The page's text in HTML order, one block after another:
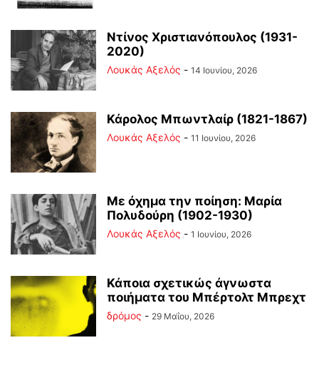
Ντίνος Χριστιανόπουλος (1931-
2020)
Λουκάς Αξελός - 14 Ιουνίου, 2026
Κάρολος Μπωντλαίρ (1821-1867)
Λουκάς Αξελός - 11 Ιουνίου, 2026
Με όχημα την ποίηση: Μαρία
Πολυδούρη (1902-1930)
Λουκάς Αξελός - 1 Ιουνίου, 2026
Κάποια σχετικώς άγνωστα
ποιήματα του Μπέρτολτ Μπρεχτ
δρόμος - 29 Μαΐου, 2026